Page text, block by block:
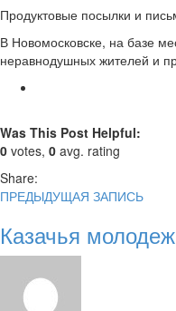
Продуктовые посылки и
В Новомосковске, на базе
неравнодушных жителей и
Was This Post Helpful:
0 votes, 0 avg. rating
Share:
ПРЕДЫДУЩАЯ ЗАПИСЬ
Казачья